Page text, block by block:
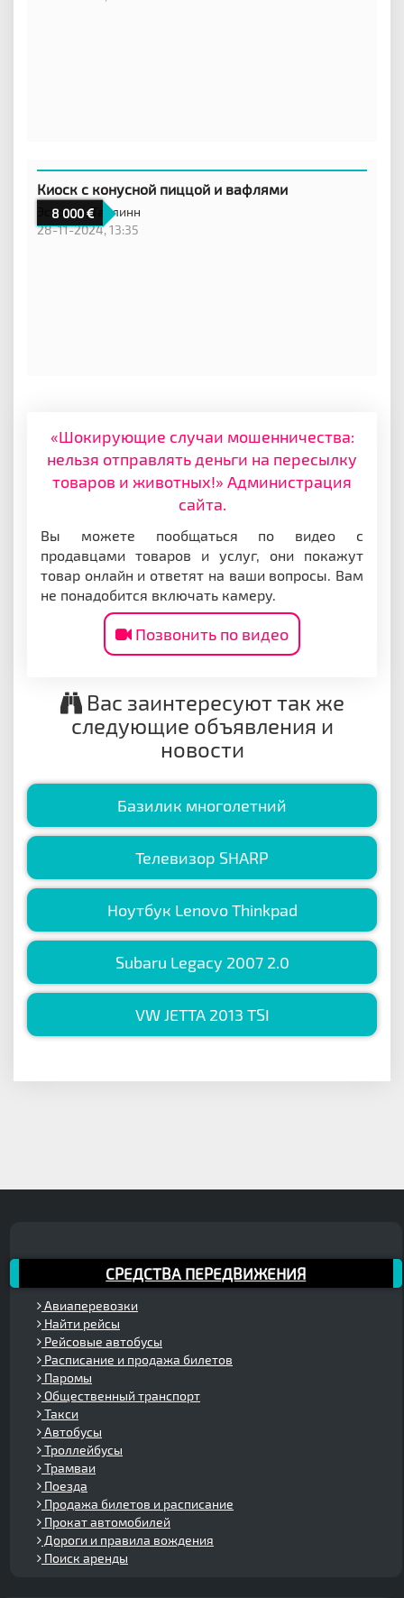
8 000
Киоск с конусной пиццой и вафлями
Эстония,Таллинн
28-11-2024, 13:35
«Шокирующие случаи мошенничества:
нельзя отправлять деньги на пересылку
товаров и животных!» Администрация
сайта.
Вы можете пообщаться по видео с
продавцами товаров и услуг, они покажут
товар онлайн и ответят на ваши вопросы. Вам
не понадобится включать камеру.
Позвонить по видео
Вас заинтересуют так же
следующие объявления и
новости
Базилик многолетний
Телевизор SHARP
Ноутбук Lenovo Thinkpad
Subaru Legacy 2007 2.0
VW JETTA 2013 TSI
СРЕДСТВА ПЕРЕДВИЖЕНИЯ
Авиаперевозки
Найти рейсы
Рейсовые автобусы
Расписание и продажа билетов
Паромы
Общественный транспорт
Такси
Автобусы
Троллейбусы
Трамваи
Поезда
Продажа билетов и расписание
Прокат автомобилей
Дороги и правила вождения
Поиск аренды